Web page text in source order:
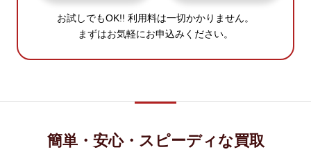
お試しでもOK!! 利用料は一切かかりません。
まずはお気軽にお申込みください。
簡単・安心・スピーディな買取